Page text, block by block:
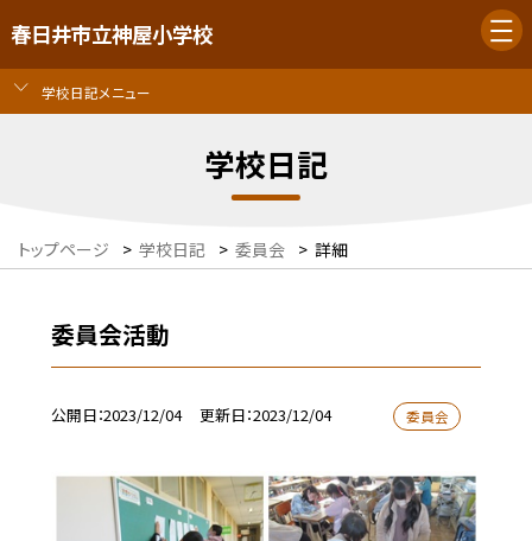
春日井市立神屋小学校
学校日記メニュー
学校日記
トップページ > 学校日記 > 委員会 > 詳細
委員会活動
公開日 2023/12/04 更新日 2023/12/04 委員会